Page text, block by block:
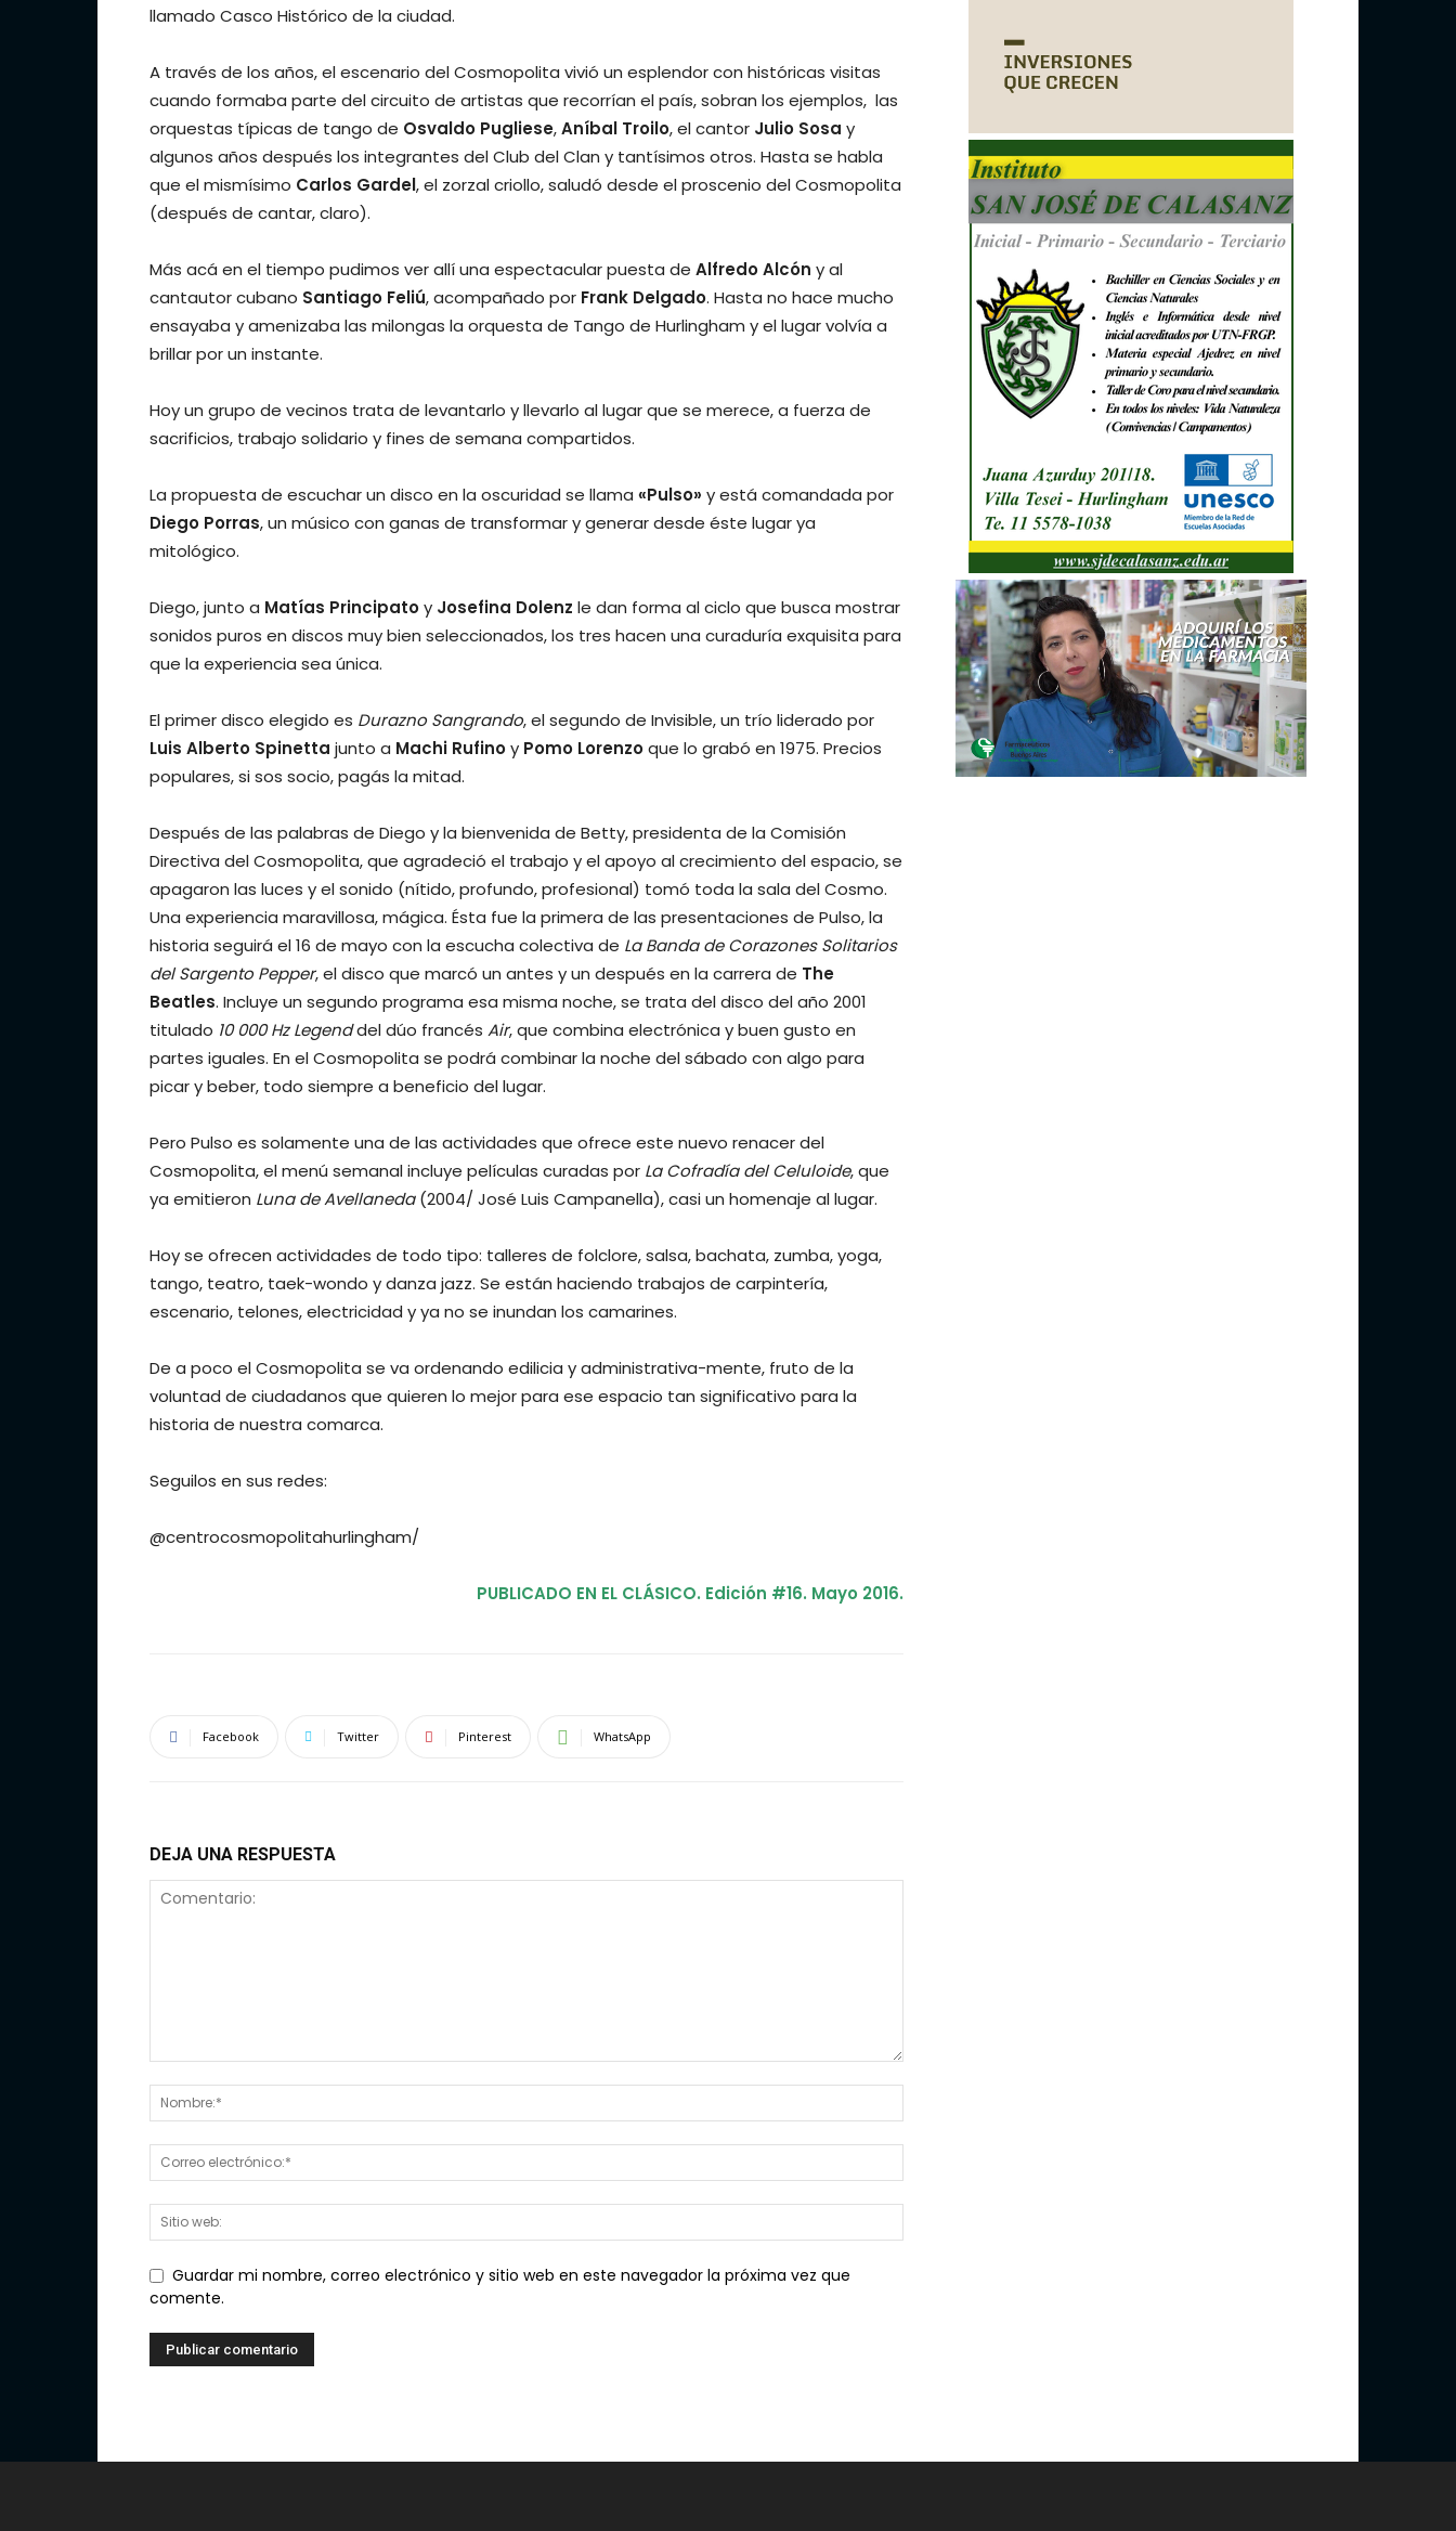
llamado Casco Histórico de la ciudad.
A través de los años, el escenario del Cosmopolita vivió un esplendor con históricas visitas
cuando formaba parte del circuito de artistas que recorrían el país, sobran los ejemplos, las
orquestas típicas de tango de Osvaldo Pugliese,Aníbal Troilo, el cantor Julio Sosa y
algunos años después los integrantes del Club del Clan y tantísimos otros. Hasta se habla
que el mismísimo Carlos Gardel, el zorzal criollo, saludó desde el proscenio del Cosmopolita
(después de cantar, claro).
Más acá en el tiempo pudimos ver allí una espectacular puesta de Alfredo Alcón y al
cantautor cubano Santiago Feliú, acompañado por Frank Delgado. Hasta no hace mucho
ensayaba y amenizaba las milongas la orquesta de Tango de Hurlingham y el lugar volvía a
brillar por un instante.
Hoy un grupo de vecinos trata de levantarlo y llevarlo al lugar que se merece, a fuerza de
sacrificios, trabajo solidario y fines de semana compartidos.
La propuesta de escuchar un disco en la oscuridad se llama «Pulso» y está comandada por
Diego Porras, un músico con ganas de transformar y generar desde éste lugar ya
mitológico.
Diego, junto a Matías Principatoy Josefina Dolenz le dan forma al ciclo que busca mostrar
sonidos puros en discos muy bien seleccionados, los tres hacen una curaduría exquisita para
que la experiencia sea única.
El primer disco elegido es Durazno Sangrando, el segundo de Invisible, un trío liderado por
Luis Alberto Spinetta junto a Machi Rufinoy Pomo Lorenzoque lo grabó en 1975. Precios
populares, si sos socio, pagás la mitad.
Después de las palabras de Diego y la bienvenida de Betty, presidenta de la Comisión
Directiva del Cosmopolita, que agradeció el trabajo y el apoyo al crecimiento del espacio, se
apagaron las luces y el sonido (nítido, profundo, profesional) tomó toda la sala del Cosmo.
Una experiencia maravillosa, mágica. Ésta fue la primera de las presentaciones de Pulso, la
historia seguirá el 16 de mayo con la escucha colectiva de La Banda de Corazones Solitarios
del Sargento Pepper, el disco que marcó un antes y un después en la carrera de The
Beatles. Incluye un segundo programa esa misma noche, se trata del disco del año 2001
titulado 10 000 Hz Legenddel dúo francés Air, que combina electrónica y buen gusto en
partes iguales. En el Cosmopolita se podrá combinar la noche del sábado con algo para
picar y beber, todo siempre a beneficio del lugar.
Pero Pulso es solamente una de las actividades que ofrece este nuevo renacer del
Cosmopolita, el menú semanal incluye películas curadas por La Cofradía del Celuloide, que
ya emitieron Luna de Avellaneda(2004/ José Luis Campanella), casi un homenaje al lugar.
Hoy se ofrecen actividades de todo tipo: talleres de folclore, salsa, bachata, zumba, yoga,
tango, teatro, taek-wondo y danza jazz. Se están haciendo trabajos de carpintería,
escenario, telones, electricidad y ya no se inundan los camarines.
De a poco el Cosmopolita se va ordenando edilicia y administrativa-mente, fruto de la
voluntad de ciudadanos que quieren lo mejor para ese espacio tan significativo para la
historia de nuestra comarca.
Seguilos en sus redes:
@centrocosmopolitahurlingham/
PUBLICADO EN EL CLÁSICO. Edición #16. Mayo 2016.
Facebook Twitter Pinterest WhatsApp
DEJA UNA RESPUESTA
Guardar mi nombre, correo electrónico y sitio web en este navegador la próxima vez que
comente.